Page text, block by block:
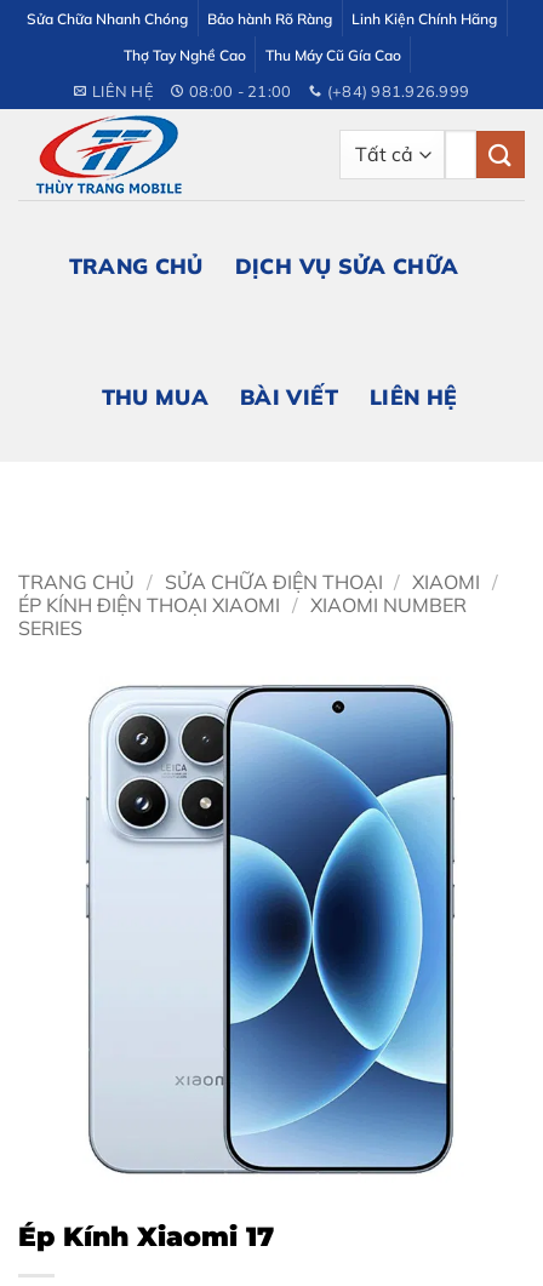
dung
Sửa Chữa Nhanh Chóng Bảo hành Rõ Ràng
Linh Kiện Chính Hãng
Thợ Tay Nghề Cao
Thu Máy Cũ Gía Cao
LIÊN HỆ 08:00 - 21:00 (+84) 981.926.999
TRANG CHỦ DỊCH VỤ SỬA CHỮA
THU MUA BÀI VIẾT LIÊN HỆ
TRANG CHỦ / SỬA CHỮA ĐIỆN THOẠI / XIAOMI /
ÉP KÍNH ĐIỆN THOẠI XIAOMI / XIAOMI NUMBER
SERIES
Ép Kính Xiaomi 17